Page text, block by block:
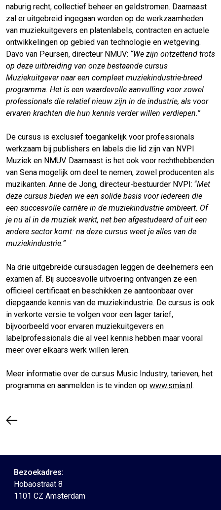
naburig recht, collectief beheer en geldstromen. Daarnaast
zal er uitgebreid ingegaan worden op de werkzaamheden
van muziekuitgevers en platenlabels, contracten en actuele
ontwikkelingen op gebied van technologie en wetgeving.
Davo van Peursen, directeur NMUV: “We zijn ontzettend trots
op deze uitbreiding van onze bestaande cursus
Muziekuitgever naar een compleet muziekindustrie-breed
programma. Het is een waardevolle aanvulling voor zowel
professionals die relatief nieuw zijn in de industrie, als voor
ervaren krachten die hun kennis verder willen verdiepen.”
De cursus is exclusief toegankelijk voor professionals
werkzaam bij publishers en labels die lid zijn van NVPI
Muziek en NMUV. Daarnaast is het ook voor rechthebbenden
van Sena mogelijk om deel te nemen, zowel producenten als
muzikanten. Anne de Jong, directeur-bestuurder NVPI: “Met
deze cursus bieden we een solide basis voor iedereen die
een succesvolle carrière in de muziekindustrie ambieert. Of
je nu al in de muziek werkt, net ben afgestudeerd of uit een
andere sector komt: na deze cursus weet je alles van de
muziekindustrie.”
Na drie uitgebreide cursusdagen leggen de deelnemers een
examen af. Bij succesvolle uitvoering ontvangen ze een
officieel certificaat en beschikken ze aantoonbaar over
diepgaande kennis van de muziekindustrie. De cursus is ook
in verkorte versie te volgen voor een lager tarief,
bijvoorbeeld voor ervaren muziekuitgevers en
labelprofessionals die al veel kennis hebben maar vooral
meer over elkaars werk willen leren.
Meer informatie over de cursus Music Industry, tarieven, het
programma en aanmelden is te vinden op www.smia.nl.
Bezoekadres:
Hobaostraat 8
1101 CZ Amsterdam